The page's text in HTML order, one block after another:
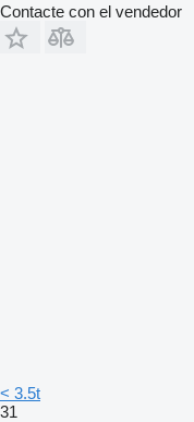
Contacte con el vendedor
< 3.5t
31